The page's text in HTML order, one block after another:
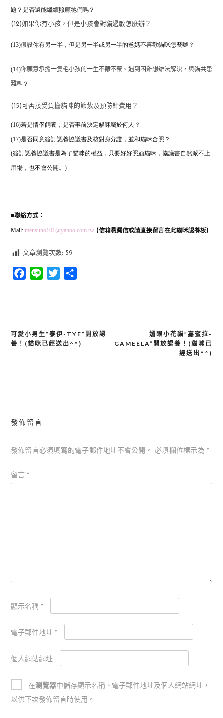
題？是否還能繼續照顧牠們嗎？
(12)如果你有小孩，但是小孩會對貓過敏怎麼辦？
(13)假設你有另一半，但是另一半或另一半的爸媽不喜歡貓咪怎麼辦？
(14)你願意承擔一隻毛小孩的一生不離不棄、遇到困難想辦法解決，與貓共患
難嗎？
(15)可否接受負擔貓咪的節紮及預防針費用？
(16)若是情侶飼養，是否事前決定貓咪屬於何人？
(17)是否同意簽訂認養協議書及核對身分證，並和貓咪合照？
(簽訂認養協議書是為了貓咪的權益，只要好好照顧貓咪，協議書自然派不上
用場，也不會公開。)
■聯絡方式：
Mail: mensuno101@yahoo.com.tw (信箱易漏信或請直接留言在此貓咪認養板)
文章瀏覽次數: 59
Facebook
Line Twitter
文
媚眼小花貓”嘉蜜拉-
GAMEELA”開放認養！(貓咪已
經送出^^)
可愛小男生“泰伊-TYE”開放認
養！(貓咪已經送出^^)
發佈留言
發佈留言必須填寫的電子郵件地址不會公開。 必填欄位標示為*
留言 *
顯示名稱 *
電子郵件地址 *
個人網站網址
在瀏覽器中儲存顯示名稱、電子郵件地址及個人網站網址，
以供下次發佈留言時使用。